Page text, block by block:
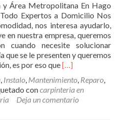
Área Metropolitana En Hago
Expertos a Domicilio Nos
nos interesa ayudarlo,
en nuestra empresa, queremos
cuando necesite solucionar
se le presenten y queremos
es por eso queLeer
en
Medellin
y
[…]
, Instalo, Mantenimiento, Reparo,
concarpinteria en
Deja un comentario